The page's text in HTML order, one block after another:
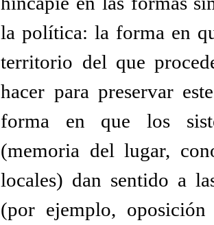
la política: la forma en
territorio del que
hacer para preservar
forma en que los
(memoria del lugar,
locales) dan sentido a
(por ejemplo,